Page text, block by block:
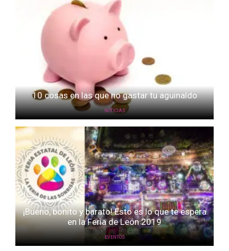
10 cosas en las que no gastar tu aguinaldo
NOTICIAS
¡Bueno, bonito y barato! Esto es lo que te espera
en la Feria de León 2019
EVENTOS